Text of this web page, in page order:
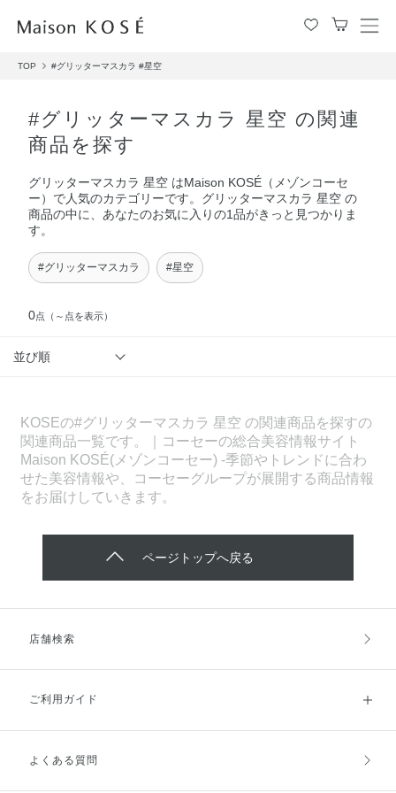
メ
TOP #グリッターマスカラ #星空
#グリッターマスカラ 星空 の関連
商品を探す
グリッターマスカラ 星空 はMaison KOSÉ（メゾンコーセ
ー）で人気のカテゴリーです。グリッターマスカラ 星空 の
商品の中に、あなたのお気に入りの1品がきっと見つかりま
す。
#グリッターマスカラ #星空
0点 （～点を表示）
並び順
KOSEの#グリッターマスカラ 星空 の関連商品を探すの
関連商品一覧です。｜コーセーの総合美容情報サイト
Maison KOSÉ(メゾンコーセー) -季節やトレンドに合わ
せた美容情報や、コーセーグループが展開する商品情報
をお届けしていきます。
ページトップへ戻る
店舗検索
ご利用ガイド
ご利用ガイドトップ
よくある質問